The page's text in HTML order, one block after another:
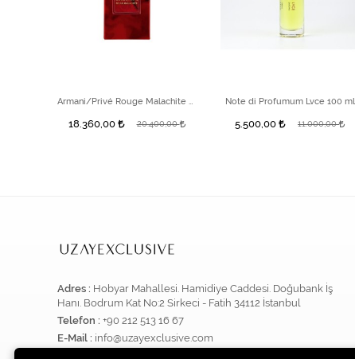
18.360,00 20.400,00
Note di Profumum Lvce 100 ml
5.500,00 11.000,00
Adres : Hobyar Mahallesi. Hamidiye Caddesi. Doğubank İş
Hanı. Bodrum Kat No:2 Sirkeci - Fatih 34112 İstanbul
Telefon : +90 212 513 16 67
E-Mail : info@uzayexclusive.com